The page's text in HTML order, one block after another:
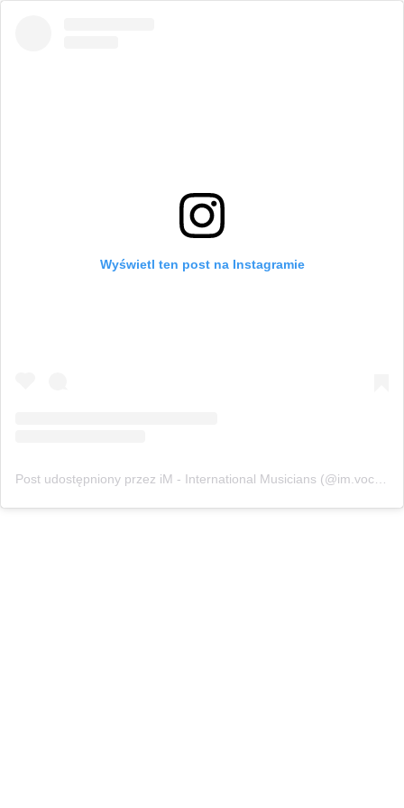
Wyświetl ten post na Instagramie
Post udostępniony przez iM - International Musicians (@im.vocals)